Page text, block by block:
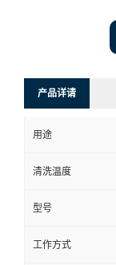
产品详请
用途
清洗温度
型号
工作方式